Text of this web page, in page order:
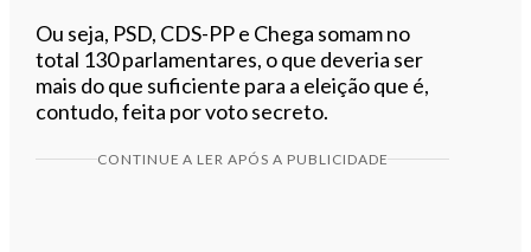
Ou seja, PSD, CDS-PP e Chega somam no
total 130 parlamentares, o que deveria ser
mais do que suficiente para a eleição que é,
contudo, feita por voto secreto.
CONTINUE A LER APÓS A PUBLICIDADE